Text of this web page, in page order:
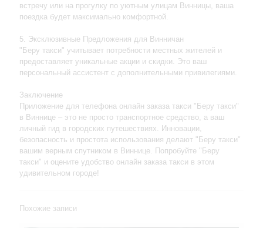
встречу или на прогулку по уютным улицам Винницы, ваша
поездка будет максимально комфортной.
5. Эксклюзивные Предложения для Винничан
"Беру такси" учитывает потребности местных жителей и
предоставляет уникальные акции и скидки. Это ваш
персональный ассистент с дополнительными привилегиями.
Заключение
Приложение для телефона онлайн заказа такси "Беру такси"
в Виннице – это не просто транспортное средство, а ваш
личный гид в городских путешествиях. Инновации,
безопасность и простота использования делают "Беру такси"
вашим верным спутником в Виннице. Попробуйте "Беру
такси" и оцените удобство онлайн заказа такси в этом
удивительном городе!
Похожие записи